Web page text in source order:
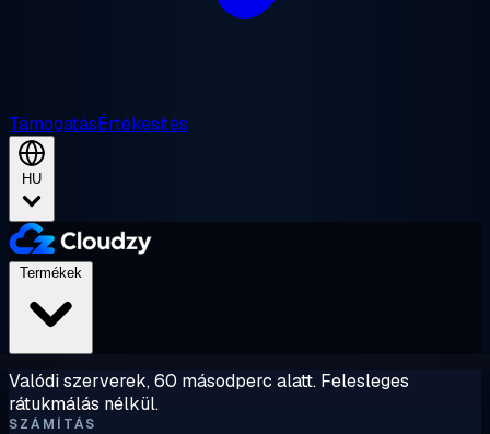
TámogatásÉrtékesítés
HU
Valódi szerverek, 60 másodperc alatt. Felesleges
rátukmálás nélkül.
SZÁMÍTÁS